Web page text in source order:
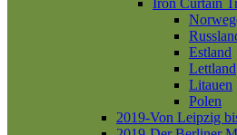
Estland
Lettland
Litauen
Polen
2019-Von Leipzig